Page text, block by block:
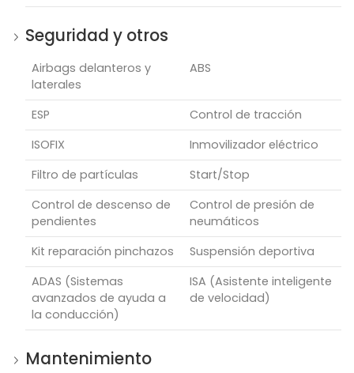
Seguridad y otros
Airbags delanteros y
laterales
ABS
ESP
Control de tracción
ISOFIX
Inmovilizador eléctrico
Filtro de partículas
Start/Stop
Control de descenso de
pendientes
Control de presión de
neumáticos
Kit reparación pinchazos
Suspensión deportiva
ADAS (Sistemas
avanzados de ayuda a
la conducción)
ISA (Asistente inteligente
de velocidad)
Mantenimiento